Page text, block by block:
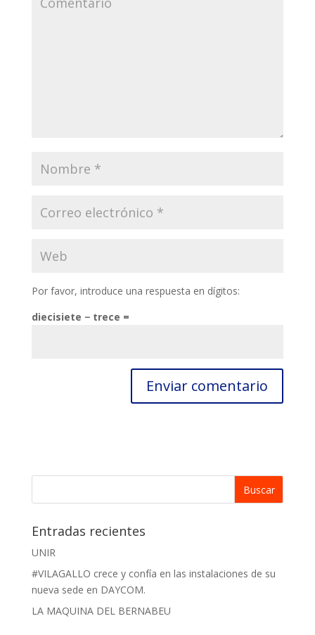
Por favor, introduce una respuesta en dígitos:
diecisiete − trece =
Entradas recientes
UNIR
#VILAGALLO crece y confía en las instalaciones de su
nueva sede en DAYCOM.
LA MAQUINA DEL BERNABEU